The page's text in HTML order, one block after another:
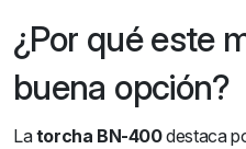
¿Por qué este
buena opción?
Latorcha BN-400destaca